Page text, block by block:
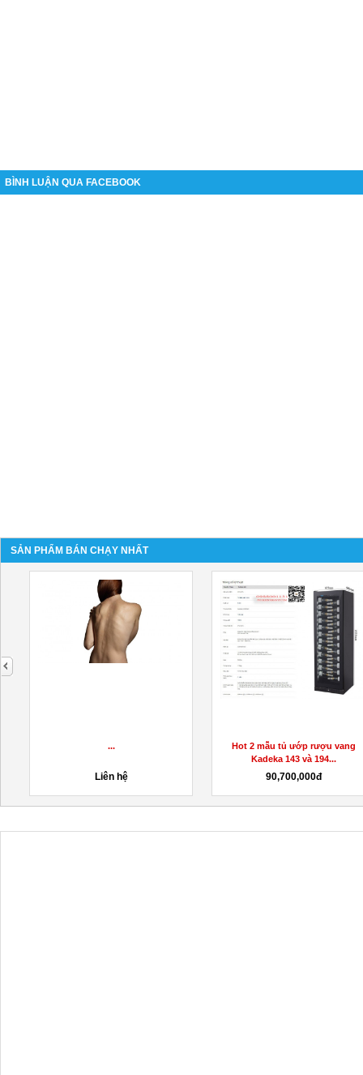
BÌNH LUẬN QUA FACEBOOK
SẢN PHẨM BÁN CHẠY NHẤT
...
Liên hệ
Hot 2 mẫu tủ ướp rượu vang
Kadeka 143 và 194...
90,700,000đ